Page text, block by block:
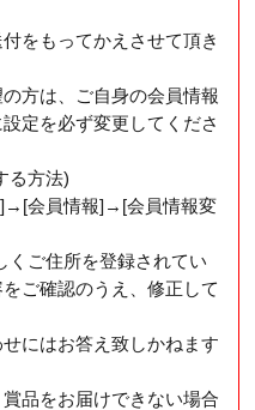
をもってかえさせて頂き
方は、ご自身の会員情報
定を必ず変更してくださ
る方法)
会員情報]→[会員情報変
ご住所を登録されてい
ご確認のうえ、修正して
にはお答え致しかねます
品をお届けできない場合